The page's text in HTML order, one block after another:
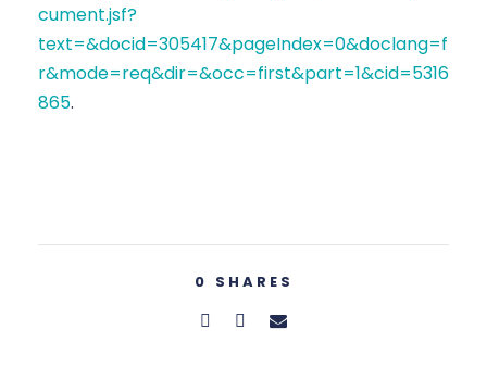
cument.jsf?
text=&docid=305417&pageIndex=0&doclang=f
r&mode=req&dir=&occ=first&part=1&cid=5316
865.
0 SHARES